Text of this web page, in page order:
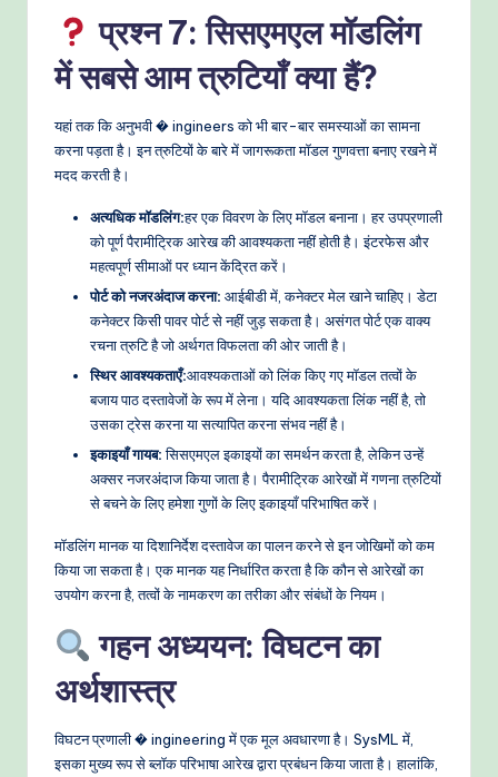
प्रश्न 7: सिसएमएल मॉडलिंग
में सबसे आम त्रुटियाँ क्या हैं?
यहां तक कि अनुभवी � ingineers को भी बार-बार समस्याओं का सामना
करना पड़ता है। इन त्रुटियों के बारे में जागरूकता मॉडल गुणवत्ता बनाए रखने में
मदद करती है।
अत्यधिक मॉडलिंग:हर एक विवरण के लिए मॉडल बनाना। हर उपप्रणाली
को पूर्ण पैरामीट्रिक आरेख की आवश्यकता नहीं होती है। इंटरफेस और
महत्वपूर्ण सीमाओं पर ध्यान केंद्रित करें।
पोर्ट को नजरअंदाज करना: आईबीडी में, कनेक्टर मेल खाने चाहिए। डेटा
कनेक्टर किसी पावर पोर्ट से नहीं जुड़ सकता है। असंगत पोर्ट एक वाक्य
रचना त्रुटि है जो अर्थगत विफलता की ओर जाती है।
स्थिर आवश्यकताएँ:आवश्यकताओं को लिंक किए गए मॉडल तत्वों के
बजाय पाठ दस्तावेजों के रूप में लेना। यदि आवश्यकता लिंक नहीं है, तो
उसका ट्रेस करना या सत्यापित करना संभव नहीं है।
इकाइयाँ गायब:सिसएमएल इकाइयों का समर्थन करता है, लेकिन उन्हें
अक्सर नजरअंदाज किया जाता है। पैरामीट्रिक आरेखों में गणना त्रुटियों
से बचने के लिए हमेशा गुणों के लिए इकाइयाँ परिभाषित करें।
मॉडलिंग मानक या दिशानिर्देश दस्तावेज का पालन करने से इन जोखिमों को कम
किया जा सकता है। एक मानक यह निर्धारित करता है कि कौन से आरेखों का
उपयोग करना है, तत्वों के नामकरण का तरीका और संबंधों के नियम।
गहन अध्ययन: विघटन का
अर्थशास्त्र
विघटन प्रणाली � ingineering में एक मूल अवधारणा है। SysML में,
इसका मुख्य रूप से ब्लॉक परिभाषा आरेख द्वारा प्रबंधन किया जाता है। हालांकि,